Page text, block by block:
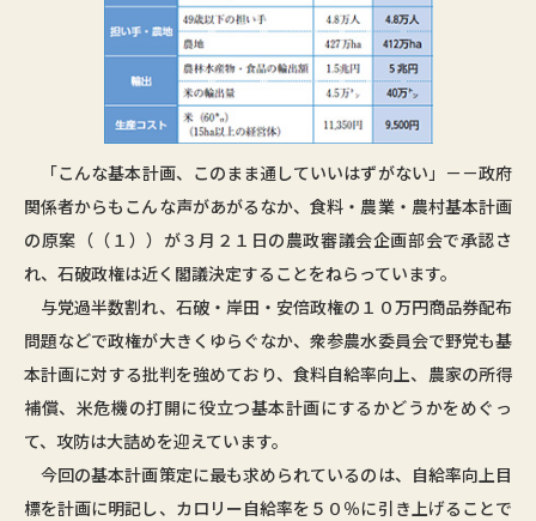
「こんな基本計画、このまま通していいはずがない」－－政府
関係者からもこんな声があがるなか、食料・農業・農村基本計画
の原案（（１））が３月２１日の農政審議会企画部会で承認さ
れ、石破政権は近く閣議決定することをねらっています。
与党過半数割れ、石破・岸田・安倍政権の１０万円商品券配布
問題などで政権が大きくゆらぐなか、衆参農水委員会で野党も基
本計画に対する批判を強めており、食料自給率向上、農家の所得
補償、米危機の打開に役立つ基本計画にするかどうかをめぐっ
て、攻防は大詰めを迎えています。
今回の基本計画策定に最も求められているのは、自給率向上目
標を計画に明記し、カロリー自給率を５０％に引き上げることで